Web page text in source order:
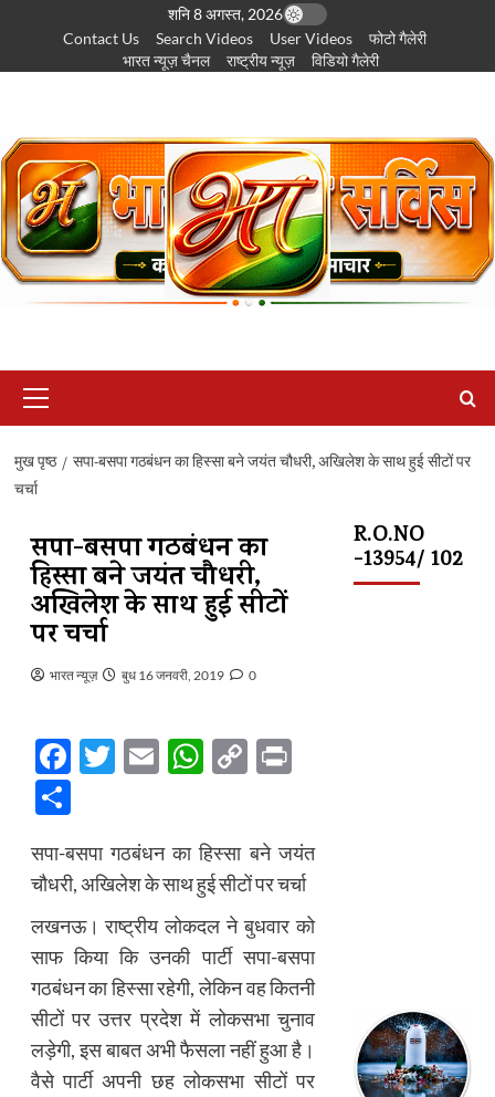
पर
शनि 8 अगस्त, 2026
Contact Us
Search Videos User Videos
फोटो गैलेरी
भारत न्यूज़ चैनल
राष्ट्रीय न्यूज़ विडियो गैलेरी
सूची
मुख पृष्ठ
सपा-बसपा गठबंधन का हिस्सा बने जयंत चौधरी, अखिलेश के साथ हुई सीटों पर
चर्चा
सपा-बसपा गठबंधन का
हिस्सा बने जयंत चौधरी,
अखिलेश के साथ हुई सीटों
पर चर्चा
भारत न्यूज़ बुध 16 जनवरी, 2019 0
Facebook
Twitter
EmailWhatsApp
CopyPrint
Share
सपा-बसपा गठबंधन का हिस्सा बने जयंत
चौधरी, अखिलेश के साथ हुई सीटों पर चर्चा
लखनऊ। राष्ट्रीय लोकदल ने बुधवार को
साफ किया कि उनकी पार्टी सपा-बसपा
गठबंधन का हिस्सा रहेगी, लेकिन वह कितनी
सीटों पर उत्तर प्रदेश में लोकसभा चुनाव
लड़ेगी, इस बाबत अभी फैसला नहीं हुआ है।
वैसे पार्टी अपनी छह लोकसभा सीटों पर
R.O.NO
-13954/ 102